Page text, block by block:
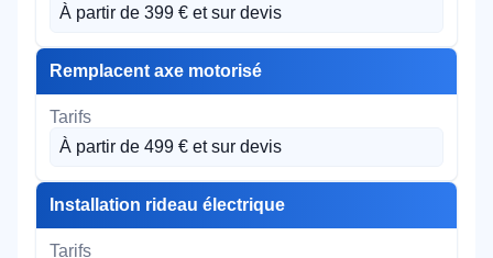
À partir de 399 € et sur devis
Remplacent axe motorisé
À partir de 499 € et sur devis
Installation rideau électrique